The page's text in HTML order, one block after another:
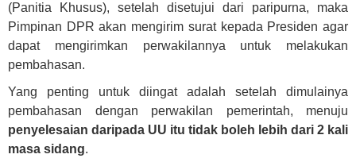
(Panitia Khusus), setelah disetujui dari paripurna, maka
Pimpinan DPR akan mengirim surat kepada Presiden agar
dapat mengirimkan perwakilannya untuk melakukan
pembahasan.
Yang penting untuk diingat adalah setelah dimulainya
pembahasan dengan perwakilan pemerintah, menuju
penyelesaian daripada UU itu tidak boleh lebih dari 2 kali
masa sidang.